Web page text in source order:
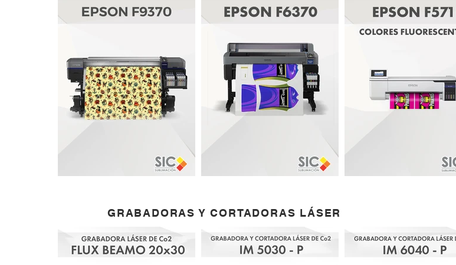
GRABADORAS Y CORTADORAS LÁSER